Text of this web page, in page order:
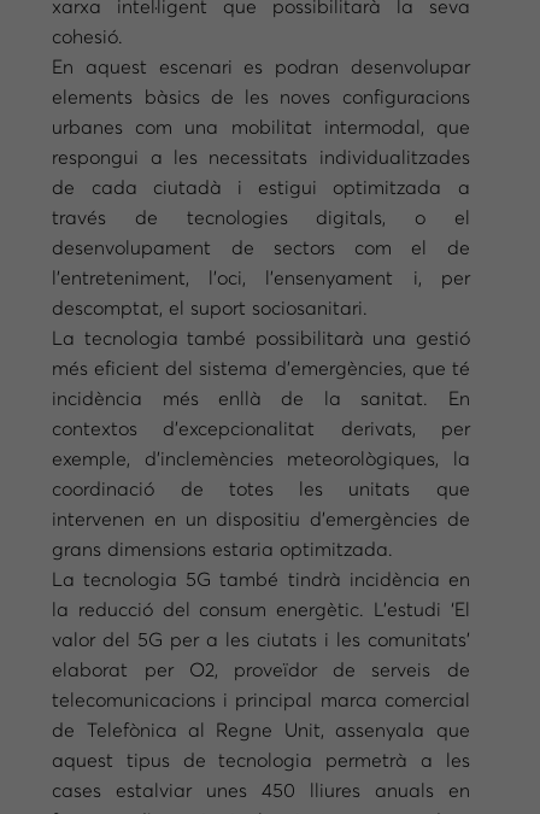
xarxa intel·ligent que possibilitarà la seva
cohesió.
En aquest escenari es podran desenvolupar
elements bàsics de les noves configuracions
urbanes com una mobilitat intermodal, que
respongui a les necessitats individualitzades
de cada ciutadà i estigui optimitzada a
través de tecnologies digitals, o el
desenvolupament de sectors com el de
l’entreteniment, l’oci, l’ensenyament i, per
descomptat, el suport sociosanitari.
La tecnologia també possibilitarà una gestió
més eficient del sistema d’emergències, que té
incidència més enllà de la sanitat. En
contextos d’excepcionalitat derivats, per
exemple, d’inclemències meteorològiques, la
coordinació de totes les unitats que
intervenen en un dispositiu d’emergències de
grans dimensions estaria optimitzada.
La tecnologia 5G també tindrà incidència en
la reducció del consum energètic. L’estudi ‘El
valor del 5G per a les ciutats i les comunitats’
elaborat per O2, proveïdor de serveis de
telecomunicacions i principal marca comercial
de Telefònica al Regne Unit, assenyala que
aquest tipus de tecnologia permetrà a les
cases estalviar unes 450 lliures anuals en